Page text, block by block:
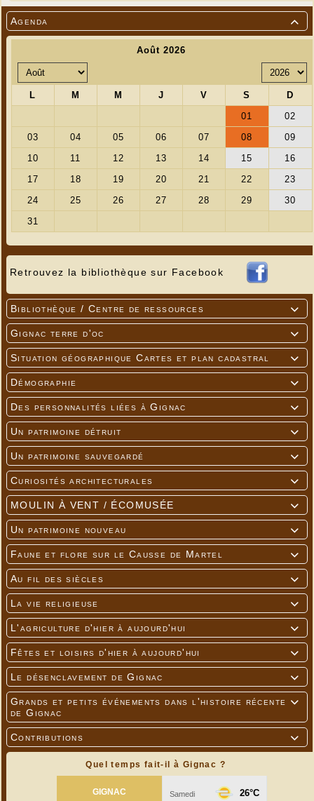

Agenda
Retrouvez la bibliothèque sur Facebook

Bibliothèque / Centre de ressources

Gignac terre d'oc

Situation géographique Cartes et plan cadastral

Démographie

Des personnalités liées à Gignac

Un patrimoine détruit

Un patrimoine sauvegardé

Curiosités architecturales

MOULIN À VENT / ÉCOMUSÉE

Un patrimoine nouveau

Faune et flore sur le Causse de Martel

Au fil des siècles

La vie religieuse

L'agriculture d'hier à aujourd'hui

Fêtes et loisirs d'hier à aujourd'hui

Le désenclavement de Gignac

Grands et petits événements dans l'histoire récente
de Gignac

Contributions
Quel temps fait-il à Gignac ?